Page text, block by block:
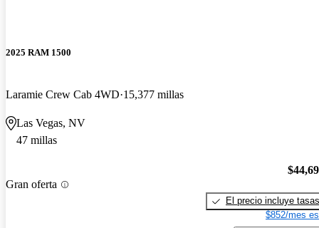
2025 RAM 1500
Laramie Crew Cab 4WD 15,377 millas
Las Vegas, NV
47 millas
Gran oferta
El precio incluye tasas
$852/mes